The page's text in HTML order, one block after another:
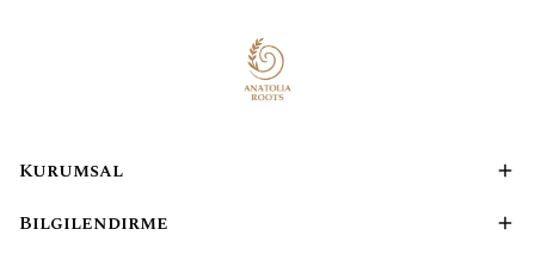
Kurumsal
Bilgilendirme